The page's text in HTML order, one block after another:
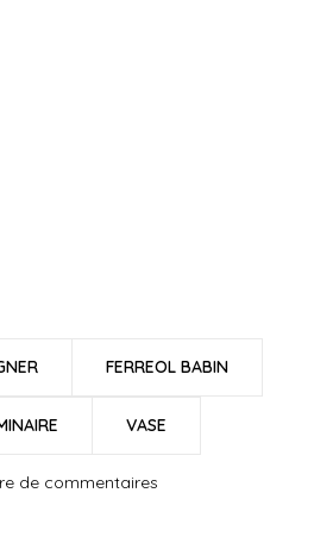
FERREOL BABIN
VASE
de commentaires